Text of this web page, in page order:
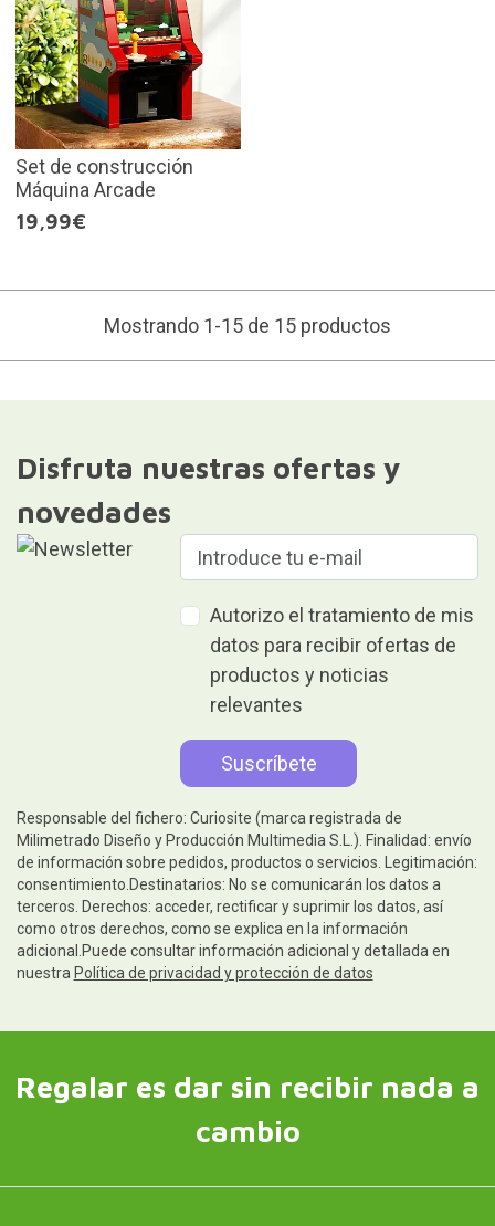
Set de construcción
Máquina Arcade
19,99€
Mostrando 1-15 de 15 productos
Disfruta nuestras ofertas y
novedades
Autorizo el tratamiento de mis
datos para recibir ofertas de
productos y noticias
relevantes
Responsable del fichero: Curiosite (marca registrada de
Milimetrado Diseño y Producción Multimedia S.L.). Finalidad: envío
de información sobre pedidos, productos o servicios. Legitimación:
consentimiento.Destinatarios: No se comunicarán los datos a
terceros. Derechos: acceder, rectificar y suprimir los datos, así
como otros derechos, como se explica en la información
adicional.Puede consultar información adicional y detallada en
nuestra Política de privacidad y protección de datos
Regalar es dar sin recibir nada a
cambio